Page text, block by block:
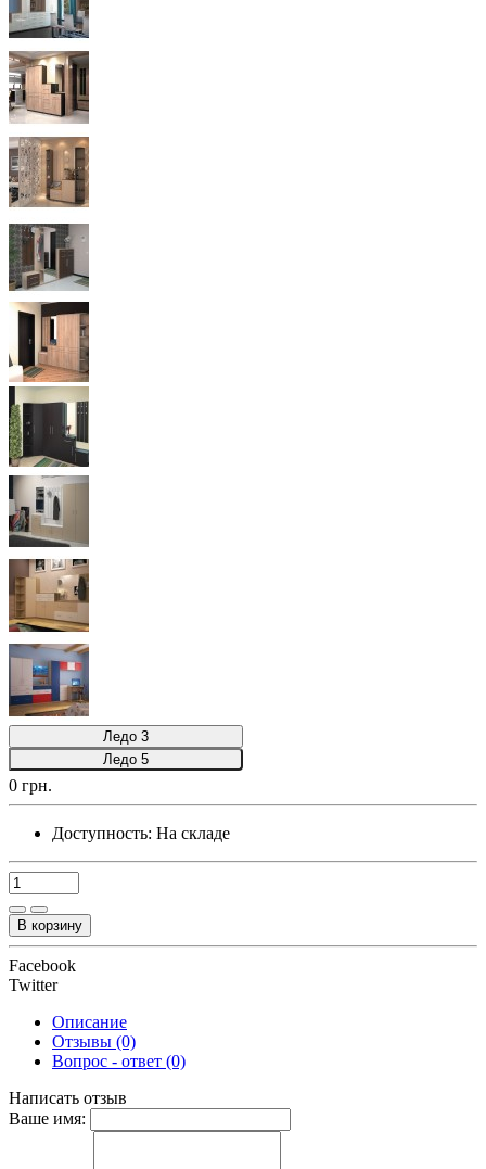
Ледо 3
Ледо 5
0 грн.
Доступность: На складе
В корзину
Facebook
Twitter
Описание
Отзывы (0)
Вопрос - ответ (0)
Написать отзыв
Ваше имя: